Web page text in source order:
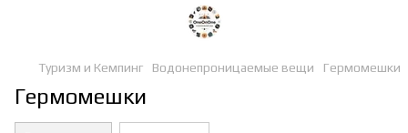
Туризм и Кемпинг Водонепроницаемые вещи Гермомешки
Гермомешки